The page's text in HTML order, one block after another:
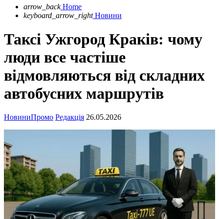
arrow_back Home
keyboard_arrow_right Новини
Таксі Ужгород Краків: чому
люди все частіше
відмовляються від складних
автобусних маршрутів
НовиниПромо Редакція 26.05.2026